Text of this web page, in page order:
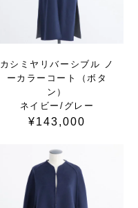
カシミヤリバーシブル ノ
ーカラーコート（ボタ
ン）
ネイビー/グレー
¥143,000